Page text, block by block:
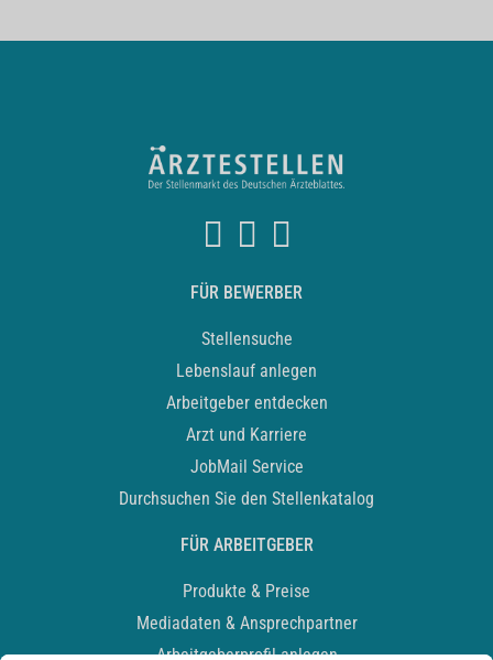
FÜR BEWERBER
Stellensuche
Lebenslauf anlegen
Arbeitgeber entdecken
Arzt und Karriere
JobMail Service
Durchsuchen Sie den Stellenkatalog
FÜR ARBEITGEBER
Produkte & Preise
Mediadaten & Ansprechpartner
Arbeitgeberprofil anlegen